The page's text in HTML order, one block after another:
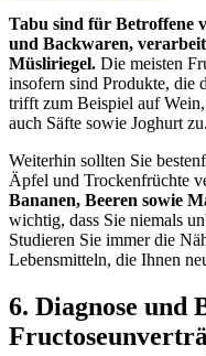
Tabu sind für Betroffene
und Backwaren,
Müsliriegel. Die meisten
insofern sind Produkte, die
trifft zum Beispiel auf
auch Säfte sowie Joghurt zu.
Weiterhin sollten Sie
Äpfel und Trockenfrüchte
Bananen, Beeren sowie
wichtig, dass Sie niemals
Studieren Sie immer die
Lebensmitteln, die Ihnen
6. Diagnose und